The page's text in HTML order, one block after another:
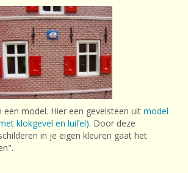
een model. Hier een gevelsteen uit model
klokgevel en luifel). Door deze
in je eigen kleuren gaat het